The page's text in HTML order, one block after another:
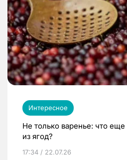
Интересное
Не только варенье: что
из ягод?
17:34 / 22.07.26